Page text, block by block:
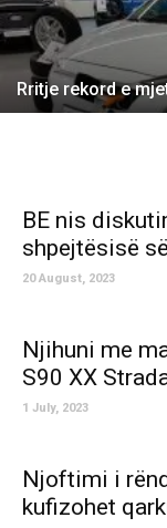
Rritje rekord e
BE nis
shpejtësisë
20 August, 2023
Njihuni me
S90 XX
1 July, 2023
Njoftimi i
kufizohet